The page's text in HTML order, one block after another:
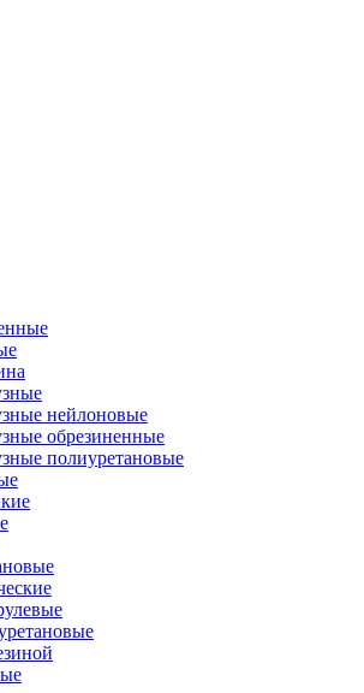
нейлоновые
обрезиненные
полиуретановые